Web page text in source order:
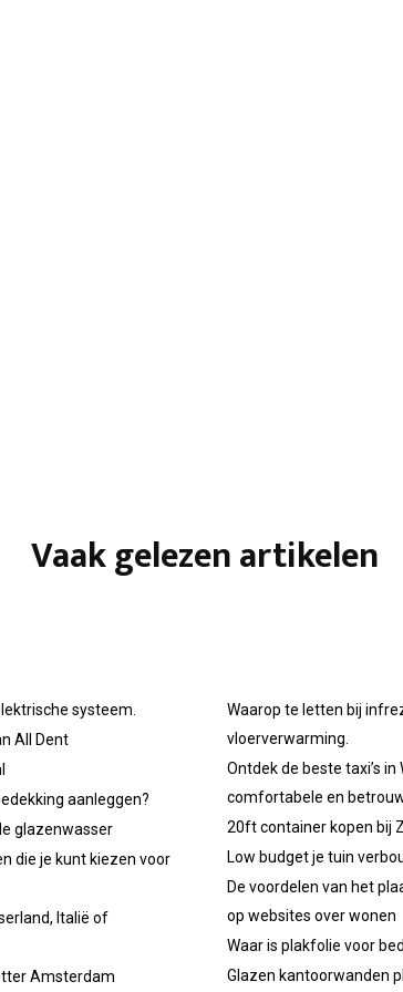
Vaak gelezen artikelen
systeem.
All Dent
aanleggen?
glazenwasser
die je kunt kiezen voor
Italië of
Amsterdam
Waarop te letten bij
vloerverwarming.
Ontdek de beste taxi’s
comfortabele en
20ft container kopen bij
Low budget je tuin
De voordelen van het
op websites over wonen
Waar is plakfolie voor
Glazen kantoorwanden